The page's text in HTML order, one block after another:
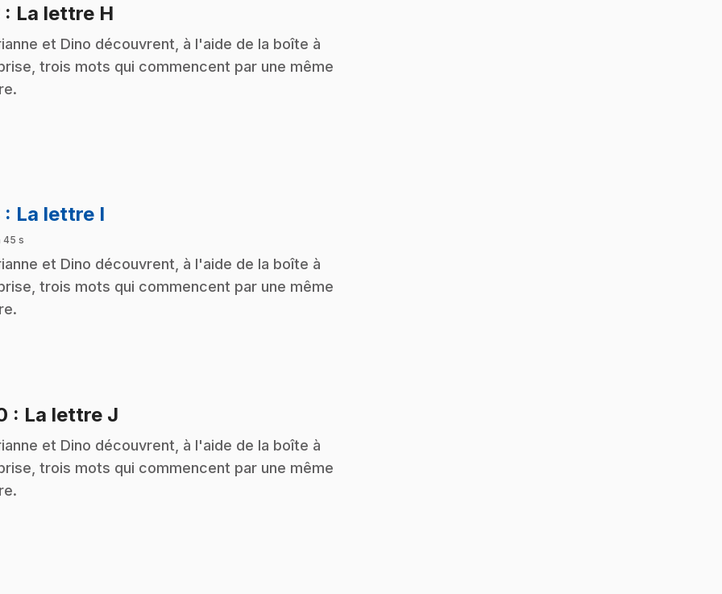
: La lettre H
et Dino découvrent, à l'aide de la boîte à
trois mots qui commencent par une même
: La lettre I
45 s
et Dino découvrent, à l'aide de la boîte à
trois mots qui commencent par une même
: La lettre J
et Dino découvrent, à l'aide de la boîte à
trois mots qui commencent par une même